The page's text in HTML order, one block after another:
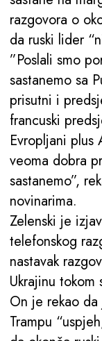
razgovora o
da ruski lider
”Poslali smo
sastanemo sa
prisutni i
francuski
Evropljani plus
veoma dobra
sastanemo”,
novinarima.
Zelenski je
telefonskog
nastavak
Ukrajinu tokom
On je rekao
Trampu